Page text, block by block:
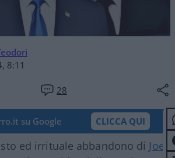
8:11
28
su Google CLICCA QUI
ed irrituale abbandono di Joe